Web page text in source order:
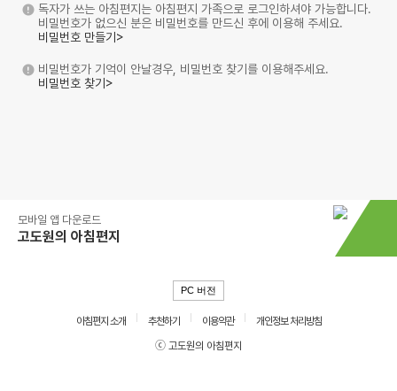
독자가 쓰는 아침편지는 아침편지 가족으로 로그인하셔야 가능합니다.
비밀번호가 없으신 분은 비밀번호를 만드신 후에 이용해 주세요.
비밀번호 만들기>
비밀번호가 기억이 안날경우, 비밀번호 찾기를 이용해주세요.
비밀번호 찾기>
모바일 앱 다운로드
고도원의 아침편지
PC 버전
아침편지 소개 추천하기 이용약관
개인정보 처리방침
ⓒ 고도원의 아침편지